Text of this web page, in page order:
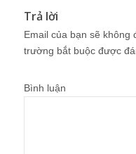
Trả lời
Email của bạn sẽ không
trường bắt buộc được
Bình luận